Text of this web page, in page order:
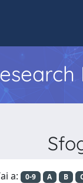
a: 0-9 A B